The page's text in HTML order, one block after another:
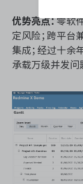
优势亮点：零软
定风险；跨平台
集成；经过十余
承载万级并发问